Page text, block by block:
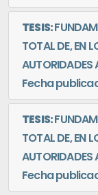
TESIS:
TOTAL DE, EN
AUTORIDADES
Fecha
TESIS:
TOTAL DE, EN
AUTORIDADES
Fecha